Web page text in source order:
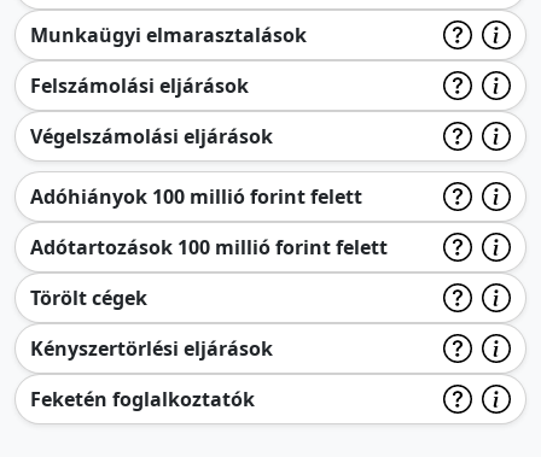
Munkaügyi elmarasztalások
Felszámolási eljárások
Végelszámolási eljárások
Adóhiányok 100 millió forint felett
Adótartozások 100 millió forint felett
Törölt cégek
Kényszertörlési eljárások
Feketén foglalkoztatók